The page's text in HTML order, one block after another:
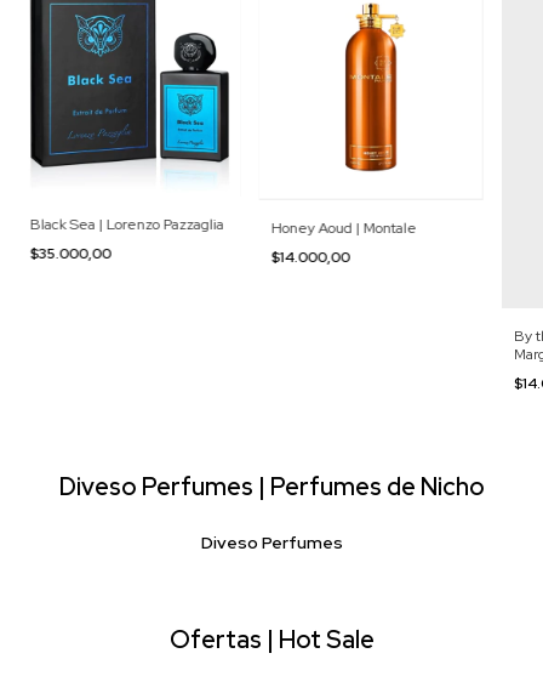
Black Sea | Lorenzo Pazzaglia
$35.000,00
Honey Aoud | Montale
$14.000,00
By
Diveso Perfumes | Perfumes de Nicho
Diveso Perfumes
Ofertas | Hot Sale